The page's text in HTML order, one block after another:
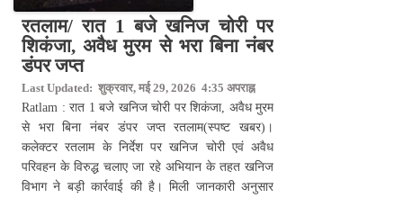
रतलाम/ रात 1 बजे खनिज चोरी पर
शिकंजा, अवैध मुरम से भरा बिना नंबर
डंपर जप्त
Last Updated: शुक्रवार, मई 29, 2026 4:35 अपराह्न
Ratlam : रात 1 बजे खनिज चोरी पर शिकंजा, अवैध मुरम
से भरा बिना नंबर डंपर जप्त रतलाम(स्पष्ट खबर)।
कलेक्टर रतलाम के निर्देश पर खनिज चोरी एवं अवैध
परिवहन के विरुद्ध चलाए जा रहे अभियान के तहत खनिज
विभाग ने बड़ी कार्रवाई की है। मिली जानकारी अनुसार